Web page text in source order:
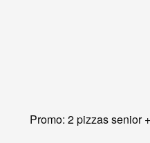
Promo: 2 pizzas senior